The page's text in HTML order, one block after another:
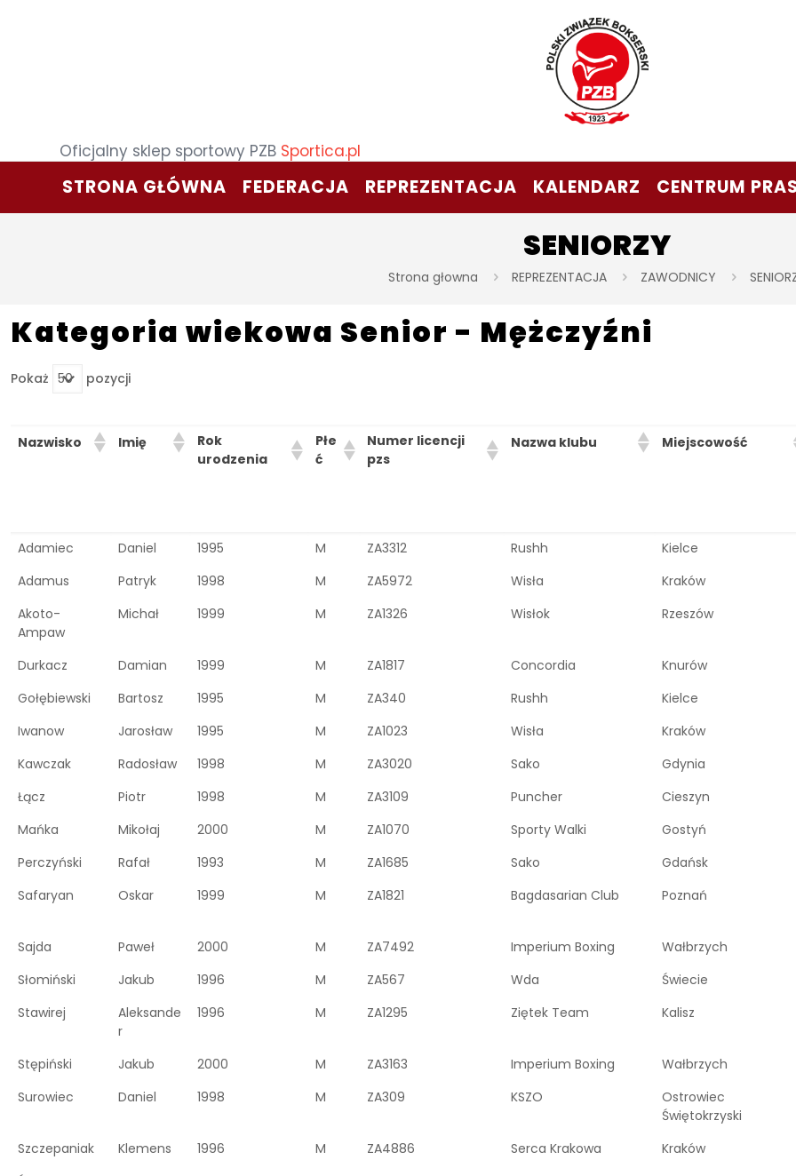
Oficjalny sklep sportowy PZB Sportica.pl
STRONA GŁÓWNA FEDERACJA REPREZENTACJA KALENDARZ CENTRUM
SENIORZY
Strona głowna REPREZENTACJA ZAWODNICY
Kategoria wiekowa Senior - Mężczyźni
Pokaż pozycji
Nazwisko Imię
Rok
urodzenia
Płe
ć
Numer licencji
pzs
Nazwa klubu Miejscowość
Adamiec Daniel 1995 M ZA3312 Rushh
Kielce
Adamus
Patryk 1998 M ZA5972 Wisła
Kraków
Akoto-
Ampaw
Michał 1999 M ZA1326 Wisłok Rzeszów
Durkacz Damian 1999 M ZA1817 Concordia
Knurów
Gołębiewski
Bartosz 1995 M ZA340 Rushh
Kielce
Iwanow
Jarosław 1995 M ZA1023 Wisła
Kraków
Kawczak
Radosław 1998 M ZA3020 Sako
Gdynia
Łącz
Piotr 1998 M ZA3109 Puncher
Cieszyn
Mańka
Mikołaj 2000 M ZA1070 Sporty Walki
Gostyń
Perczyński
Rafał 1993 M ZA1685 Sako
Gdańsk
Safaryan
Oskar 1999 M ZA1821 Bagdasarian Club Poznań
Sajda Paweł 2000 M ZA7492 Imperium Boxing
Wałbrzych
Słomiński
Jakub 1996 M ZA567 Wda
Świecie
Stawirej
Aleksande
r
1996 M ZA1295 Ziętek Team Kalisz
Stępiński Jakub 2000 M ZA3163 Imperium Boxing
Wałbrzych
Surowiec
Daniel 1998 M ZA309 KSZO
Ostrowiec
Świętokrzyski
Szczepaniak
Klemens 1996 M ZA4886 Serca Krakowa
Kraków